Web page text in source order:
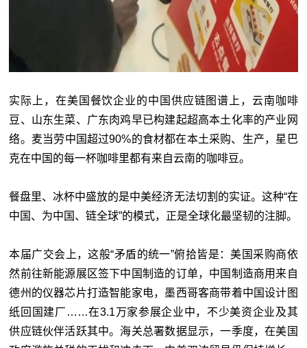
实际上，在美国餐饮企业的中国供应链图谱上，云南咖啡
豆、山东生菜、广东肉鸡早已构建起超高本土化率的产业网
络。麦当劳中国超过90%的食材都在本土采购、生产，星巴
克在中国的每一杯咖啡里都有来自云南的咖啡豆。
餐盘里、冰杯中盛放的是中美经济无法切割的实证。这种“在
中国、为中国、链全球”的模式，正是全球化最坚韧的注脚。
本届广交会上，这般“矛盾的统一”俯拾皆是：美国采购商依
然前往新能源展区签下中国制造的订单，中国制造商用来自
德州的仪器芯片打造智能家电，墨西哥客商带着中国设计图
纸回国建厂……在3.1万家参展企业中，不少美资企业及其
供应链伙伴活跃其中。海关总署数据显示，一季度，在美国